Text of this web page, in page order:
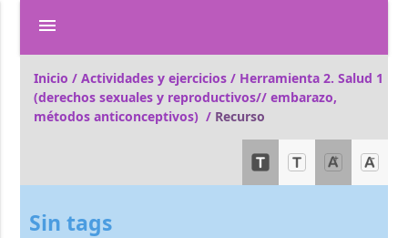
menu
Inicio /Actividades y ejercicios / Herramienta 2. Salud 1
(derechos sexuales y reproductivos// embarazo,
métodos anticonceptivos) / Recurso
Sin tags